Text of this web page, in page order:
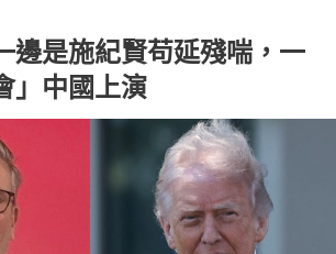
邊是施紀賢苟延殘喘，一
」中國上演